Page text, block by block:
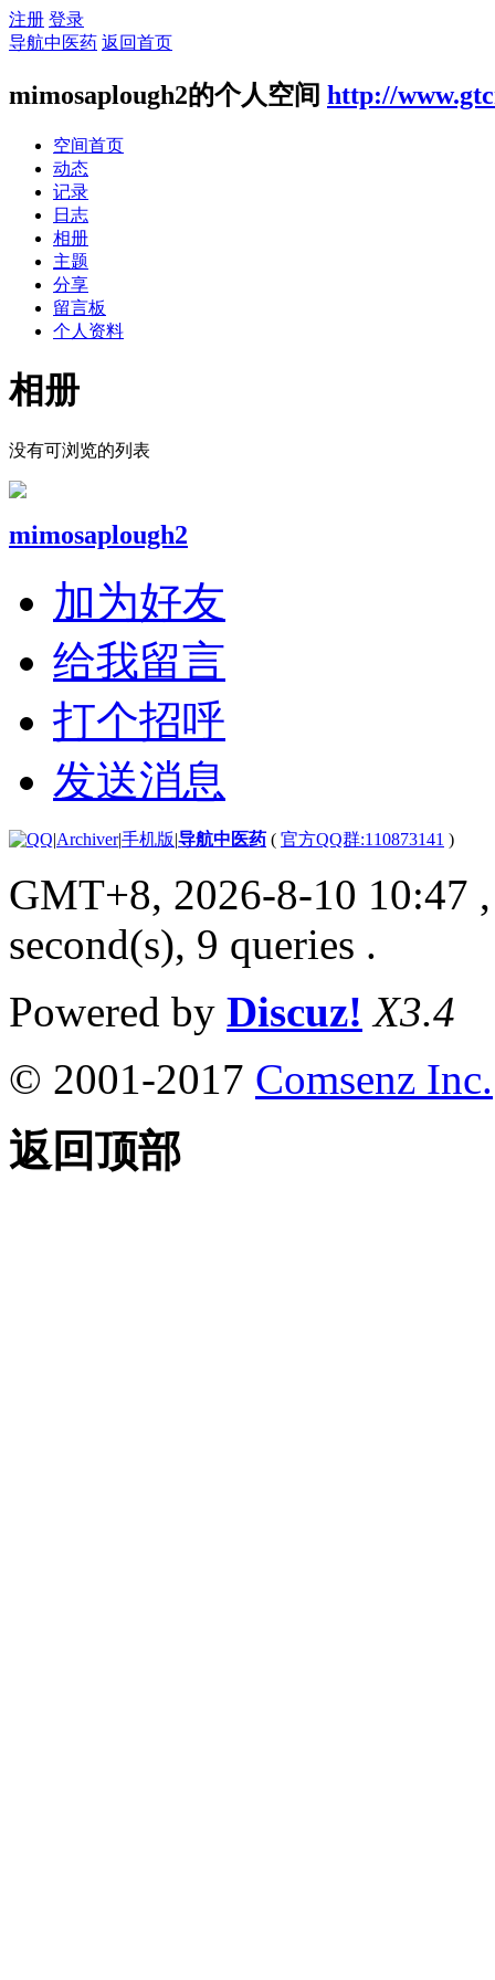
注册 登录
导航中医药 返回首页
mimosaplough2的个人空间 http://
空间首页
动态
记录
日志
相册
主题
分享
留言板
个人资料
相册
没有可浏览的列表
mimosaplough2
加为好友
给我留言
打个招呼
发送消息
|Archiver|手机版|导航中医药 ( 官方QQ群:110873141 )
GMT+8, 2026-8-10 10:47
second(s), 9 queries .
Powered by Discuz! X3.4
© 2001-2017 Comsenz Inc.
返回顶部